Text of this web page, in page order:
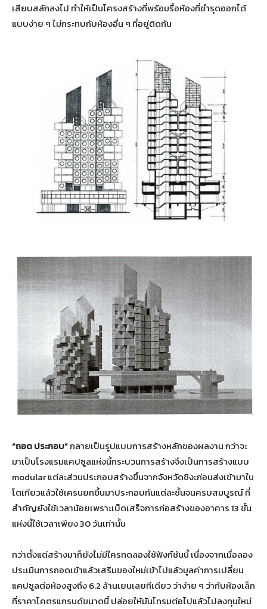
เสียบสลักลงไป ทำให้เป็นโครงสร้างที่พร้อมรื้อห้องที่ชำรุดออกได้
แบบง่าย ๆ ไม่กระทบกับห้องอื่น ๆ ที่อยู่ติดกัน
“ถอด ประกอบ”กลายเป็นรูปแบบการสร้างหลักของผลงาน กว่าจะ
มาเป็นโรงแรมแคปซูลแห่งนี้กระบวนการสร้างจึงเป็นการสร้างแบบ
modular แต่ละส่วนประกอบสร้างขึ้นจากจังหวัดชิงะก่อนส่งเข้ามาใน
โตเกียวแล้วใช้เครนยกขึ้นมาประกอบกันแต่ละชั้นจนครบสมบูรณ์ ที่
สำคัญยังใช้เวลาน้อยเพราะเบ็ดเสร็จการก่อสร้างของอาคาร 13 ชั้น
แห่งนี้ใช้เวลาเพียง 30 วันเท่านั้น
ทว่าตั้งแต่สร้างมาก็ยังไม่มีใครทดลองใช้ฟังก์ชันนี้ เนื่องจากเมื่อลอง
ประเมินการถอดเข้าแล้วเสริมของใหม่เข้าไปแล้วมูลค่าการเปลี่ยน
แคปซูลต่อห้องสูงถึง 6.2 ล้านเยนเลยทีเดียว ว่าง่าย ๆ ว่ากับห้องเล็ก
ที่ราคาโคตรแกรนด์ขนาดนี้ ปล่อยให้มันโทรมต่อไปแล้วไปลงทุนใหม่